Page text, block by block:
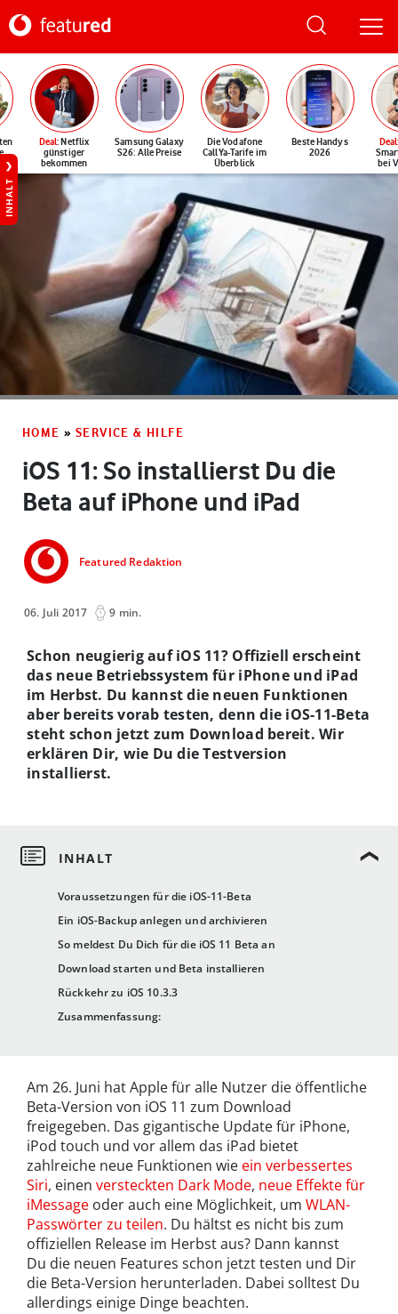
Deal: Netflix
günstiger
bekommen
Samsung Galaxy
S26: Alle Preise
Die Vodafone
CallYa-Tarife im
Überblick
Beste Handys
2026
Deal
bei
INHALT
HOME » SERVICE & HILFE
iOS 11: So installierst Du die
Beta auf iPhone und iPad
Featured Redaktion
06. Juli 2017 9 min.
Voraussetzungen für die iOS-11-Beta
Ein iOS-Backup anlegen und archivieren
So meldest Du Dich für die iOS 11 Beta an
Download starten und Beta installieren
Rückkehr zu iOS 10.3.3
Zusammenfassung:
Schon neugierig auf iOS 11? Offiziell erscheint
das neue Betriebssystem für iPhone und iPad
im Herbst. Du kannst die neuen Funktionen
aber bereits vorab testen, denn die iOS-11-Beta
steht schon jetzt zum Download bereit. Wir
erklären Dir, wie Du die Testversion
installierst.
Am 26. Juni hat Apple für alle Nutzer die öffentliche
Beta-Version von iOS 11 zum Download
freigegeben. Das gigantische Update für iPhone,
iPod touch und vor allem das iPad bietet
zahlreiche neue Funktionen wie ein verbessertes
Siri, einen versteckten Dark Mode, neue Effekte für
iMessage oder auch eine Möglichkeit, um WLAN-
Passwörter zu teilen. Du hältst es nicht bis zum
offiziellen Release im Herbst aus? Dann kannst
Du die neuen Features schon jetzt testen und Dir
die Beta-Version herunterladen. Dabei solltest Du
allerdings einige Dinge beachten.